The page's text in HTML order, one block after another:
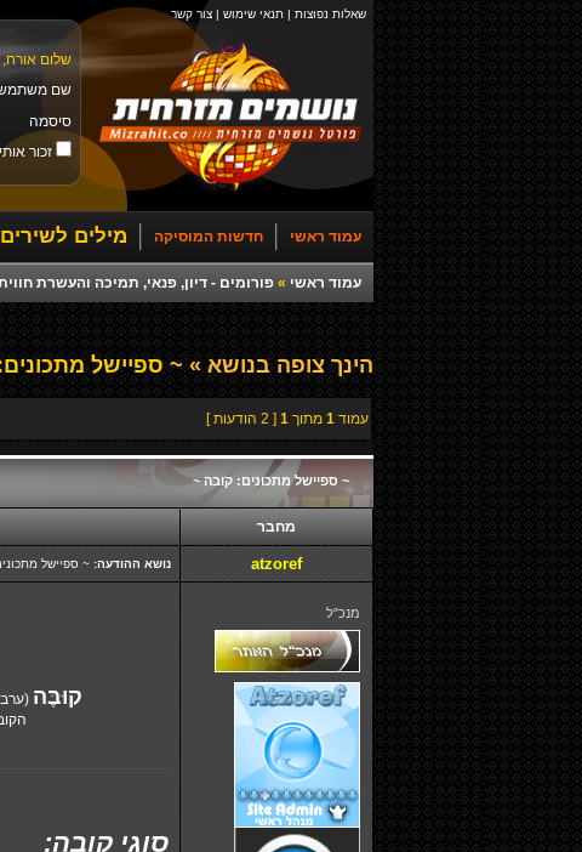
שאלות נפוצות | תנאי שימוש | צור קשר
שלום אורח,
שם
סיסמה
זכור
עמוד ראשי חדשות המוסיקה מילים לשירים
עמוד ראשי » פורומים - דיון, פנאי, תמיכה והעשרת
הינך צופה בנושא » ~ ספיישל
עמוד 1 מתוך 1 [ 2 הודעות ]
~ ספיישל מתכונים: קובה ~
מחבר
atzoref נושא ההודעה: ~ ספיישל
מנכ"ל
קוּ‏בֶּ‏ה
סוגי קובה: